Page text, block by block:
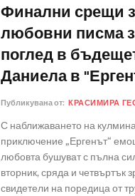
Финални срещи
любовни писма
поглед в
Даниела в
Публикувана от: КРАСИМИРА
С наближаването на
приключение „Ергенът“
любовта бушуват с пълна
вторник, сряда и четвъртък
свидетели на поредица от